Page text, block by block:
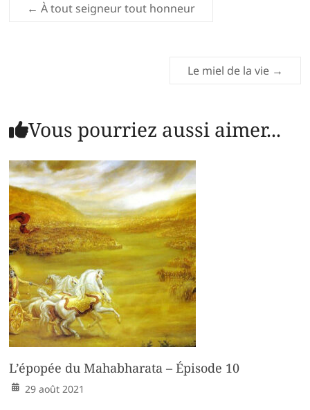
← À tout seigneur tout honneur
Le miel de la vie →
Vous pourriez aussi aimer...
L’épopée du Mahabharata – Épisode 10
29 août 2021